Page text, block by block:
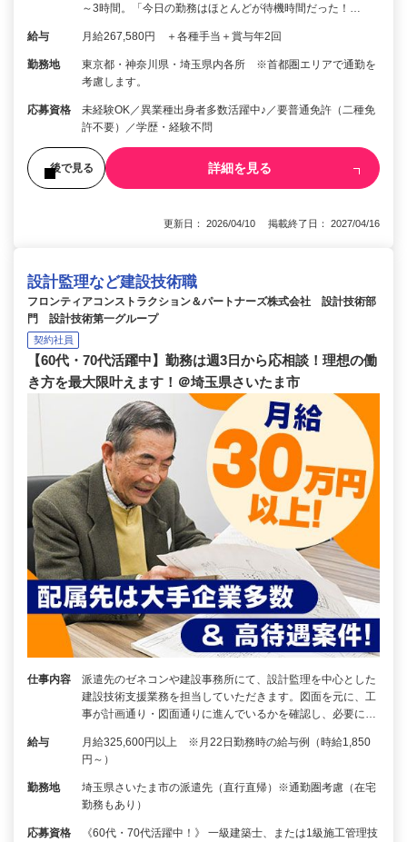
～3時間。「今日の勤務はほとんどが待機時間だった！…
給与 月給267,580円 ＋各種手当＋賞与年2回
勤務地
東京都・神奈川県・埼玉県内各所 ※首都圏エリアで通勤を
考慮します。
応募資格
未経験OK／異業種出身者多数活躍中♪／要普通免許（二種免
許不要）／学歴・経験不問
後で見る 詳細を見る
更新日： 2026/04/10 掲載終了日： 2027/04/16
設計監理など建設技術職
フロンティアコンストラクション＆パートナーズ株式会社 設計技術部
門 設計技術第一グループ
契約社員
【60代・70代活躍中】勤務は週3日から応相談！理想の働
き方を最大限叶えます！＠埼玉県さいたま市
仕事内容
派遣先のゼネコンや建設事務所にて、設計監理を中心とした
建設技術支援業務を担当していただきます。図面を元に、工
事が計画通り・図面通りに進んでいるかを確認し、必要に…
給与
月給325,600円以上 ※月22日勤務時の給与例（時給1,850
円～）
勤務地
埼玉県さいたま市の派遣先（直行直帰）※通勤圏考慮（在宅
勤務もあり）
応募資格
《60代・70代活躍中！》 一級建築士、または1級施工管理技